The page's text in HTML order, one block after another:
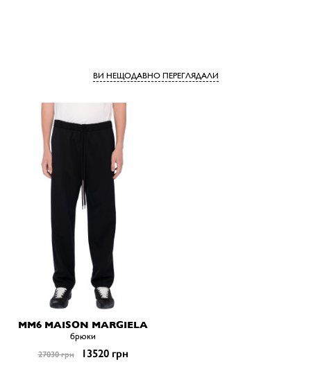
ВИ НЕЩОДАВНО ПЕРЕГЛЯДАЛИ
MM6 MAISON MARGIELA
брюки
27030 грн 13520 грн